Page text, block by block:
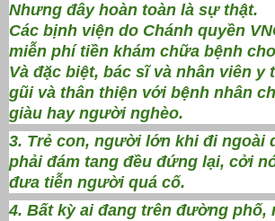
Nhưng đây hoàn toàn là sự thật.
Các bịnh viện do Chánh quyền
miễn phí tiền khám chữa bệnh
Và đặc biệt, bác sĩ và nhân viên y
gũi và thân thiện với bệnh nhân
giàu hay người nghèo.
3. Trẻ con, người lớn khi đi ngoài
phải đám tang đều đứng lại, cởi
đưa tiễn người quá cố.
4. Bất kỳ ai đang trên đường phố,